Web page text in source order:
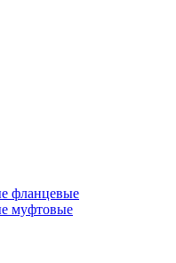
фланцевые
муфтовые